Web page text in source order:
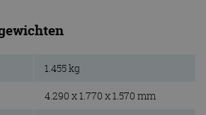
1.455 kg
4.290 x 1.770 x 1.570 mm